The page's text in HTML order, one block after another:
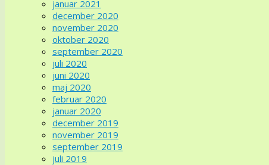
januar 2021
december 2020
november 2020
oktober 2020
september 2020
juli 2020
juni 2020
maj 2020
februar 2020
januar 2020
december 2019
november 2019
september 2019
juli 2019